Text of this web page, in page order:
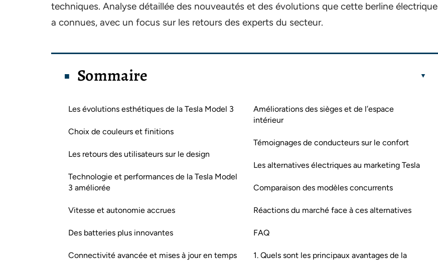
techniques. Analyse détaillée des nouveautés et des évolutions que cette berline électrique
a connues, avec un focus sur les retours des experts du secteur.
Sommaire
Les évolutions esthétiques de la Tesla Model 3
Choix de couleurs et finitions
Les retours des utilisateurs sur le design
Technologie et performances de la Tesla Model
3 améliorée
Vitesse et autonomie accrues
Des batteries plus innovantes
Connectivité avancée et mises à jour en temps
Améliorations des sièges et de l’espace
intérieur
Témoignages de conducteurs sur le confort
Les alternatives électriques au marketing Tesla
Comparaison des modèles concurrents
Réactions du marché face à ces alternatives
FAQ
1. Quels sont les principaux avantages de la